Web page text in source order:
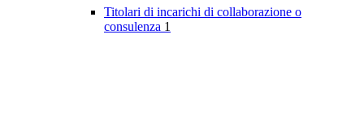
Titolari di incarichi di collaborazione o
consulenza 1